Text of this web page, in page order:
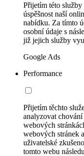
Přijetím této
úspěšnost naší
nabídku. Za tímto
osobní údaje s
již jejich služby
Google Ads
Performance
Přijetím těchto
analyzovat
webových
webových stránek
uživatelské
tomto webu